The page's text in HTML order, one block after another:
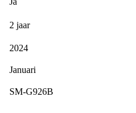
2 jaar
2024
Januari
SM-G926B